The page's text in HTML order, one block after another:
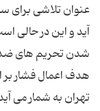
عنوان تلاشی برای
‌آید و این در حالی
شدن تحریم های ضد
هدف اعمال فشار بر